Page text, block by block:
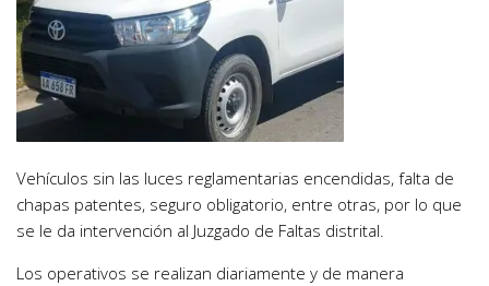
Vehículos sin las luces reglamentarias encendidas, falta de
chapas patentes, seguro obligatorio, entre otras, por lo que
se le da intervención al Juzgado de Faltas distrital.
Los operativos se realizan diariamente y de manera